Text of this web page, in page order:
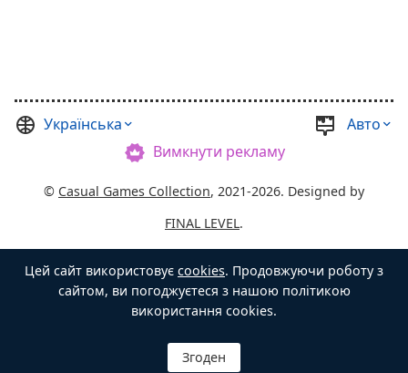
Українська
Авто
Вимкнути рекламу
© Casual Games Collection, 2021-2026. Designed by
FINAL LEVEL.
Угода користувача
Політика конфіденційності
Господар Скрині
Цей сайт використовує cookies. Продовжуючи роботу з
сайтом, ви погоджуєтеся з нашою політикою
використання cookies.